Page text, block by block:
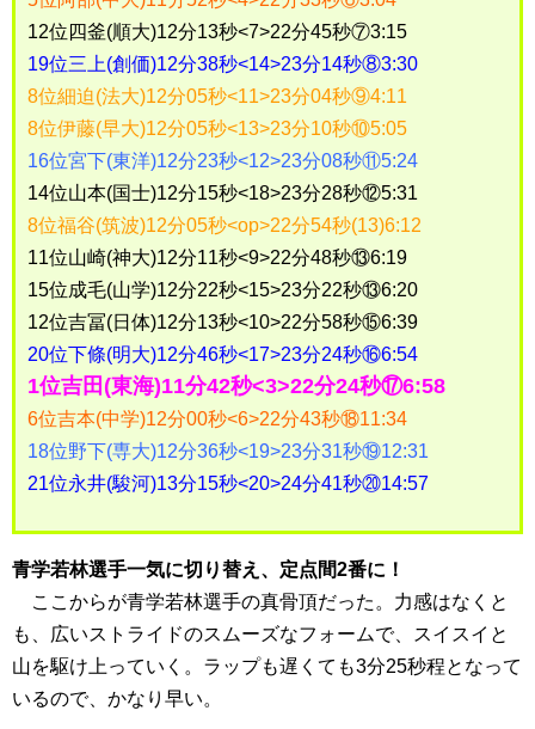
12位四釜(順大)12分13秒<7>22分45秒⑦3:15
19位三上(創価)12分38秒<14>23分14秒⑧3:30
8位細迫(法大)12分05秒<11>23分04秒⑨4:11
8位伊藤(早大)12分05秒<13>23分10秒⑩5:05
16位宮下(東洋)12分23秒<12>23分08秒⑪5:24
14位山本(国士)12分15秒<18>23分28秒⑫5:31
8位福谷(筑波)12分05秒<op>22分54秒(13)6:12
11位山崎(神大)12分11秒<9>22分48秒⑬6:19
15位成毛(山学)12分22秒<15>23分22秒⑬6:20
12位吉冨(日体)12分13秒<10>22分58秒⑮6:39
20位下條(明大)12分46秒<17>23分24秒⑯6:54
1位吉田(東海)11分42秒<3>22分24秒⑰6:58
6位吉本(中学)12分00秒<6>22分43秒⑱11:34
18位野下(専大)12分36秒<19>23分31秒⑲12:31
21位永井(駿河)13分15秒<20>24分41秒⑳14:57
青学若林選手一気に切り替え、定点間2番に！
ここからが青学若林選手の真骨頂だった。力感はなくと
も、広いストライドのスムーズなフォームで、スイスイと
山を駆け上っていく。ラップも遅くても3分25秒程となって
いるので、かなり早い。